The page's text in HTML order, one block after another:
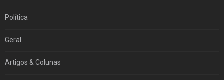
Política
Geral
Artigos & Colunas